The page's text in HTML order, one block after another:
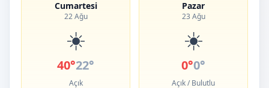
Cumartesi
22 Ağu
☀️
40°22°
Açık
Pazar
23 Ağu
☀️
0°0°
Açık / Bulutlu